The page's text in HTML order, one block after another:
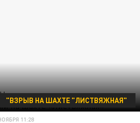
ФОТО: ТЕЛЕГРАМ-КАНАЛ "ЦИВИЛЕВ. LIVE"
"ВЗРЫВ НА ШАХТЕ "ЛИСТВЯЖНАЯ"
11:28